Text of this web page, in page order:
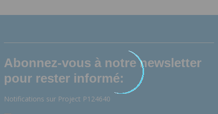
Abonnez-vous à notre newsletter
pour rester informé:
Notifications sur Project P124640